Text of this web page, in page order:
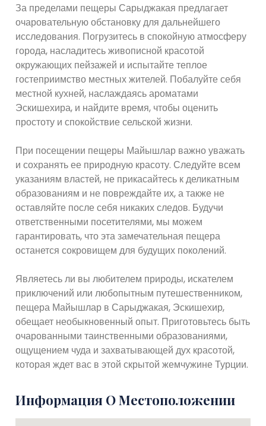
За пределами пещеры Сарыджакая предлагает
очаровательную обстановку для дальнейшего
исследования. Погрузитесь в спокойную атмосферу
города, насладитесь живописной красотой
окружающих пейзажей и испытайте теплое
гостеприимство местных жителей. Побалуйте себя
местной кухней, наслаждаясь ароматами
Эскишехира, и найдите время, чтобы оценить
простоту и спокойствие сельской жизни.
При посещении пещеры Майышлар важно уважать
и сохранять ее природную красоту. Следуйте всем
указаниям властей, не прикасайтесь к деликатным
образованиям и не повреждайте их, а также не
оставляйте после себя никаких следов. Будучи
ответственными посетителями, мы можем
гарантировать, что эта замечательная пещера
останется сокровищем для будущих поколений.
Являетесь ли вы любителем природы, искателем
приключений или любопытным путешественником,
пещера Майышлар в Сарыджакая, Эскишехир,
обещает необыкновенный опыт. Приготовьтесь быть
очарованными таинственными образованиями,
ощущением чуда и захватывающей дух красотой,
которая ждет вас в этой скрытой жемчужине Турции.
Информация О Местоположении